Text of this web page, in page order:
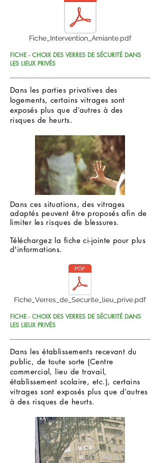
Fiche_Intervention_Amiante.pdf
FICHE - CHOIX DES VERRES DE SÉCURITÉ DANS
LES LIEUX PRIVÉS
Dans les parties privatives des
logements, certains vitrages sont
exposés plus que d’autres à des
risques de heurts.
Dans ces situations, des vitrages
adaptés peuvent être proposés afin de
limiter les risques de blessures.
Téléchargez la fiche ci-jointe pour plus
d'informations.
Fiche_Verres_de_Securite_lieu_prive.pdf
FICHE - CHOIX DES VERRES DE SÉCURITÉ DANS
LES LIEUX PRIVÉS
Dans les établissements recevant du
public, de toute sorte (Centre
commercial, lieu de travail,
établissement scolaire, etc.), certains
vitrages sont exposés plus que d’autres
à des risques de heurts.